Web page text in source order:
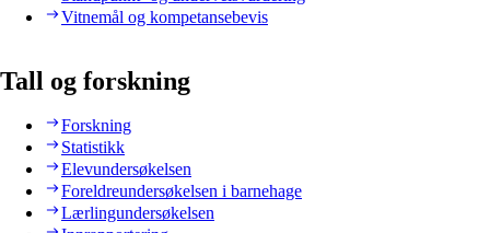
Vitnemål og kompetansebevis
Tall og forskning
Forskning
Statistikk
Elevundersøkelsen
Foreldreundersøkelsen i barnehage
Lærlingundersøkelsen